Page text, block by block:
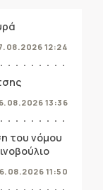
12:24
13:36
του νόμου
11:50